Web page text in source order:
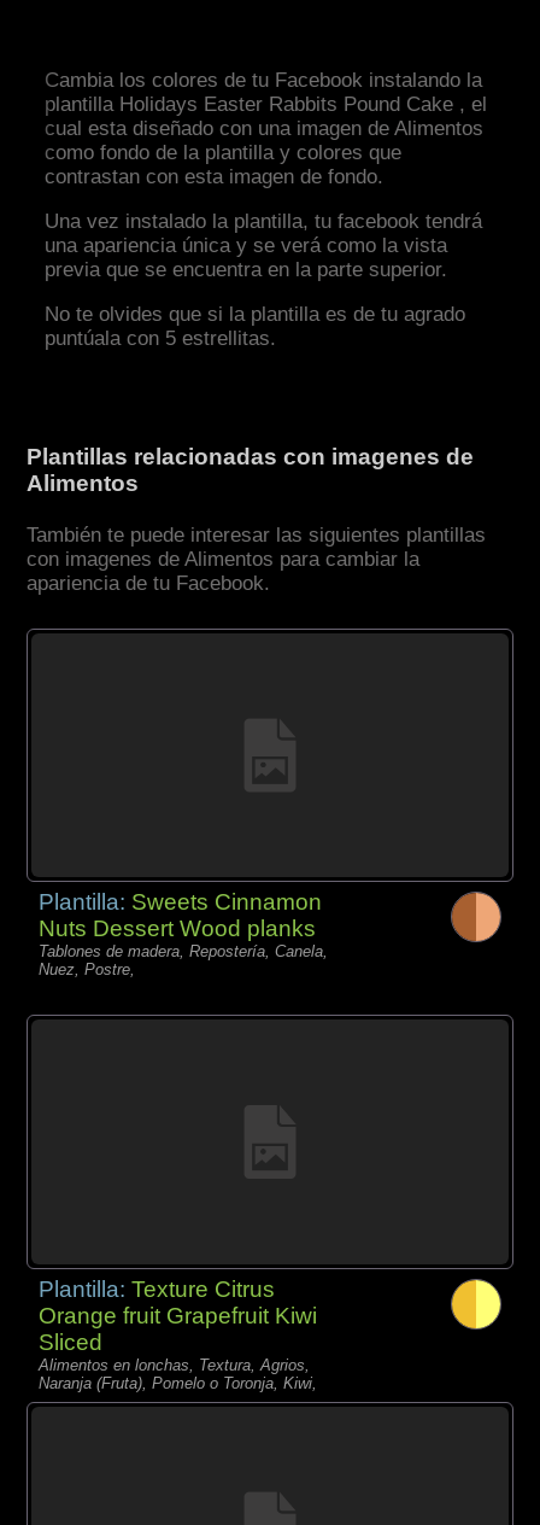
Cambia los colores de tu Facebook instalando la
plantilla Holidays Easter Rabbits Pound Cake , el
cual esta diseñado con una imagen de Alimentos
como fondo de la plantilla y colores que
contrastan con esta imagen de fondo.
Una vez instalado la plantilla, tu facebook tendrá
una apariencia única y se verá como la vista
previa que se encuentra en la parte superior.
No te olvides que si la plantilla es de tu agrado
puntúala con 5 estrellitas.
Plantillas relacionadas con imagenes de
Alimentos
También te puede interesar las siguientes plantillas
con imagenes de Alimentos para cambiar la
apariencia de tu Facebook.
Plantilla: Sweets Cinnamon
Nuts Dessert Wood planks
Tablones de madera, Repostería, Canela,
Nuez, Postre,
Plantilla:Texture Citrus
Orange fruit Grapefruit Kiwi
Sliced
Alimentos en lonchas, Textura, Agrios,
Naranja (Fruta), Pomelo o Toronja, Kiwi,